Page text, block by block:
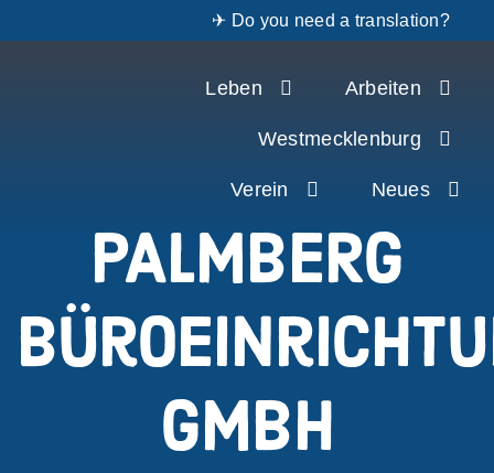
✈ Do you need a translation?
Leben Arbeiten
Westmecklenburg
Verein Neues
PALMBERG
GmbH